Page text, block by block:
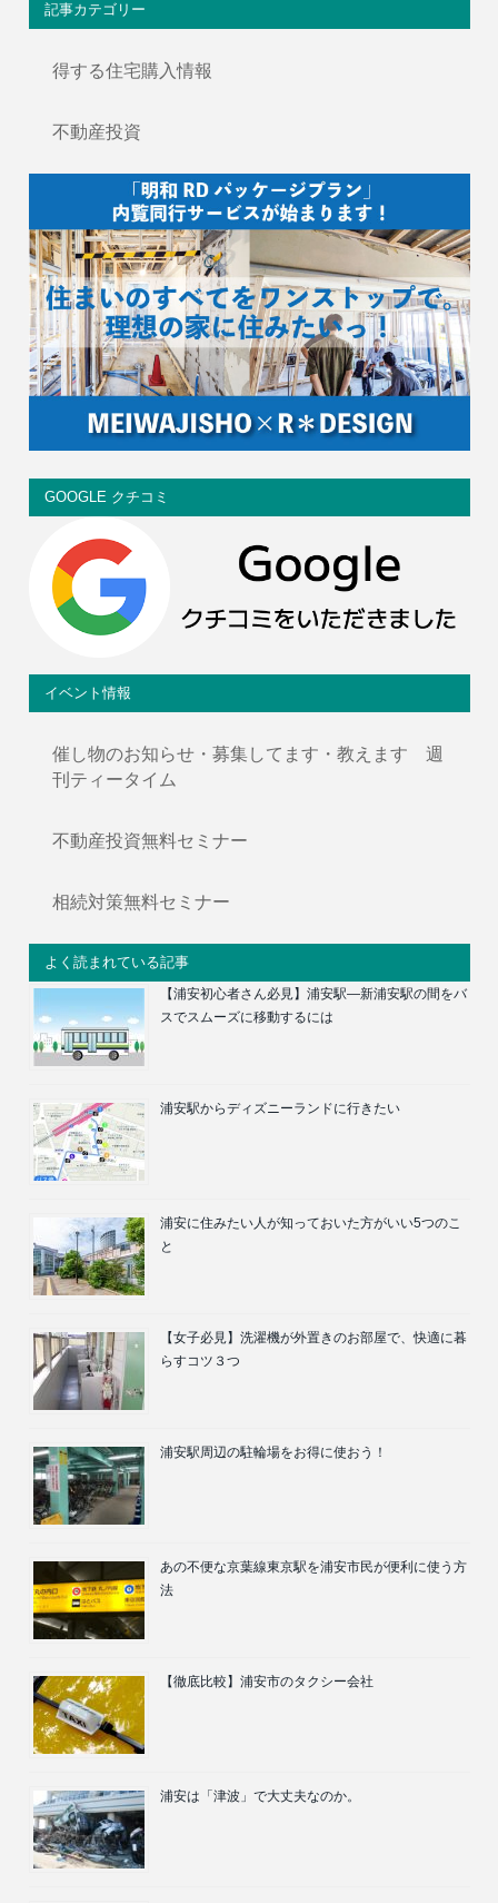
記事カテゴリー
得する住宅購入情報
不動産投資
GOOGLE クチコミ
イベント情報
催し物のお知らせ・募集してます・教えます 週
刊ティータイム
不動産投資無料セミナー
相続対策無料セミナー
よく読まれている記事
【浦安初心者さん必見】浦安駅―新浦安駅の間をバ
スでスムーズに移動するには
浦安駅からディズニーランドに行きたい
浦安に住みたい人が知っておいた方がいい5つのこ
と
【女子必見】洗濯機が外置きのお部屋で、快適に暮
らすコツ３つ
浦安駅周辺の駐輪場をお得に使おう！
あの不便な京葉線東京駅を浦安市民が便利に使う方
法
【徹底比較】浦安市のタクシー会社
浦安は「津波」で大丈夫なのか。